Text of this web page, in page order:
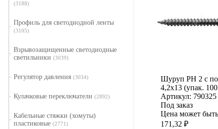
(3188)
Профиль для светодиодной ленты
(3105)
Взрывозащищенные светодиодные
светильники (3039)
Регулятор давления (3034)
Кулачковые переключатели (2892)
Кабельные стяжки (хомуты)
пластиковые (2771)
Шуруп PH 2 с
4,2x13 (упак.
Артикул: 790325
Под заказ
Цена может
171,32 ₽